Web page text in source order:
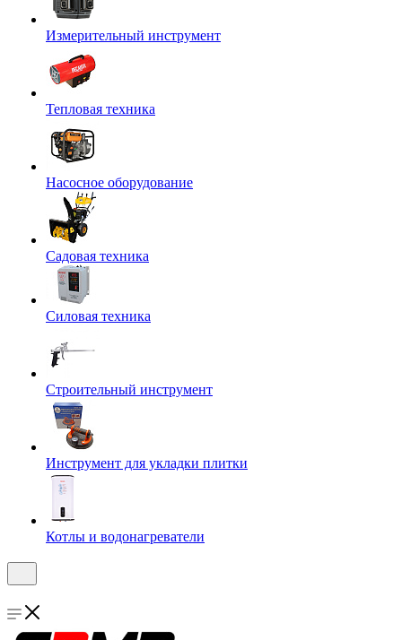
Измерительный инструмент
Тепловая техника
Насосное оборудование
Садовая техника
Силовая техника
Строительный инструмент
Инструмент для укладки плитки
Котлы и водонагреватели